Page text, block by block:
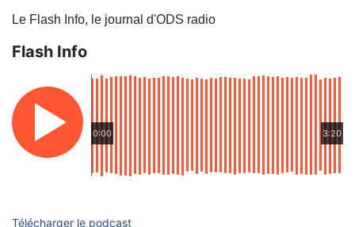
Le Flash Info, le journal d'ODS radio
Flash Info
0:00 3:20
Télécharger le podcast